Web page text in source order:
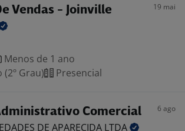
Vendas - Joinville 19 mai
Menos de 1 ano
Grau)
Presencial
Comercial 6 ago
DE APARECIDA LTDA